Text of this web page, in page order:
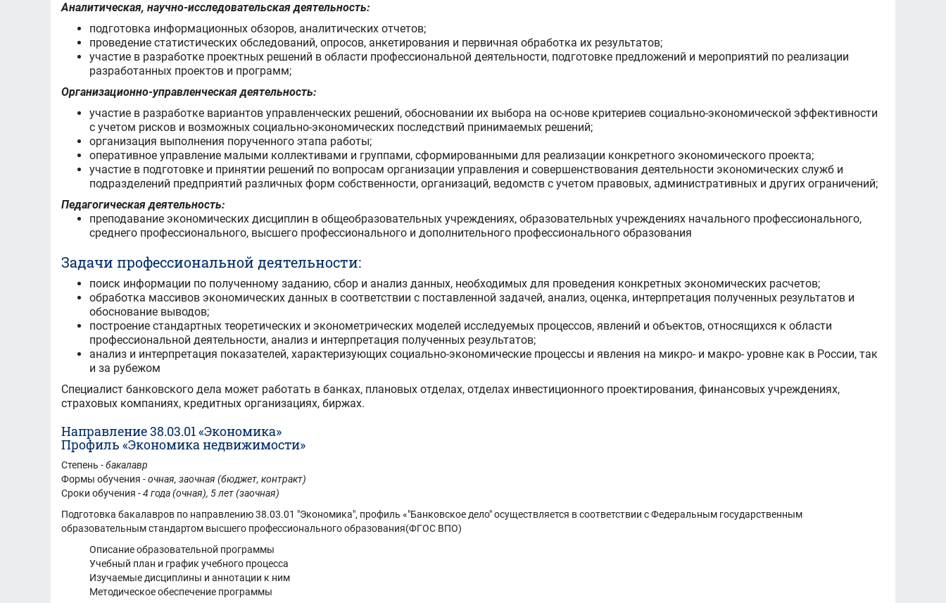
Аналитическая, научно-исследовательская деятельность:
подготовка информационных обзоров, аналитических отчетов;
проведение статистических обследований, опросов, анкетирования и первичная обработка их результатов;
участие в разработке проектных решений в области профессиональной деятельности, подготовке предложений и мероприятий по реализации
разработанных проектов и программ;
Организационно-управленческая деятельность:
участие в разработке вариантов управленческих решений, обосновании их выбора на ос-нове критериев социально-экономической эффективности
с учетом рисков и возможных социально-экономических последствий принимаемых решений;
организация выполнения порученного этапа работы;
оперативное управление малыми коллективами и группами, сформированными для реализации конкретного экономического проекта;
участие в подготовке и принятии решений по вопросам организации управления и совершенствования деятельности экономических служб и
подразделений предприятий различных форм собственности, организаций, ведомств с учетом правовых, административных и других ограничений;
Педагогическая деятельность:
преподавание экономических дисциплин в общеобразовательных учреждениях, образовательных учреждениях начального профессионального,
среднего профессионального, высшего профессионального и дополнительного профессионального образования
Задачи профессиональной деятельности:
поиск информации по полученному заданию, сбор и анализ данных, необходимых для проведения конкретных экономических расчетов;
обработка массивов экономических данных в соответствии с поставленной задачей, анализ, оценка, интерпретация полученных результатов и
обоснование выводов;
построение стандартных теоретических и эконометрических моделей исследуемых процессов, явлений и объектов, относящихся к области
профессиональной деятельности, анализ и интерпретация полученных результатов;
анализ и интерпретация показателей, характеризующих социально-экономические процессы и явления на микро- и макро- уровне как в России, так
и за рубежом
Специалист банковского дела может работать в банках, плановых отделах, отделах инвестиционного проектирования, финансовых учреждениях,
страховых компаниях, кредитных организациях, биржах.
Направление 38.03.01 «Экономика»
Профиль «Экономика недвижимости»
Степень -бакалавр
Формы обучения -очная, заочная (бюджет, контракт)
Сроки обучения -4 года (очная), 5 лет (заочная)
Подготовка бакалавров по направлению 38.03.01 "Экономика", профиль «"Банковское дело" осуществляется в соответствии с Федеральным государственным
образовательным стандартом высшего профессионального образования(ФГОС ВПО)
Описание образовательной программы
Учебный план и график учебного процесса
Изучаемые дисциплины и аннотации к ним
Методическое обеспечение программы